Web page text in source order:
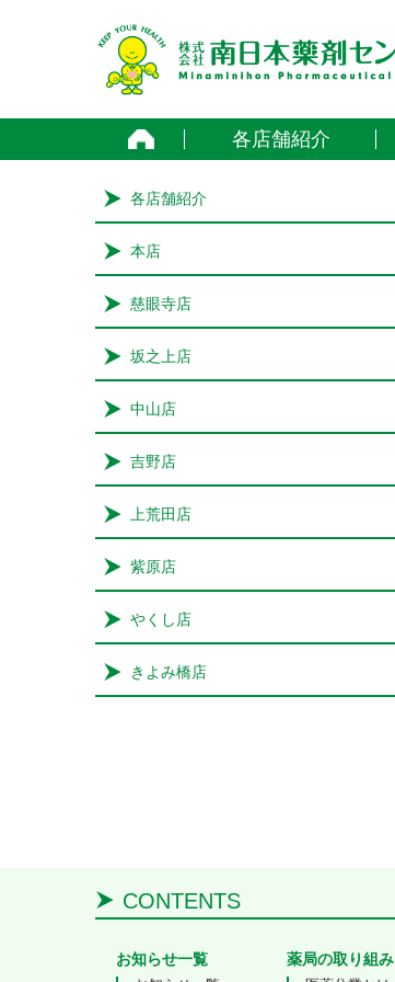
home各店舗紹介
各店舗紹介
本店
慈眼寺店
坂之上店
中山店
吉野店
上荒田店
紫原店
やくし店
きよみ橋店
CONTENTS
お知らせ一覧 薬局の取り組み